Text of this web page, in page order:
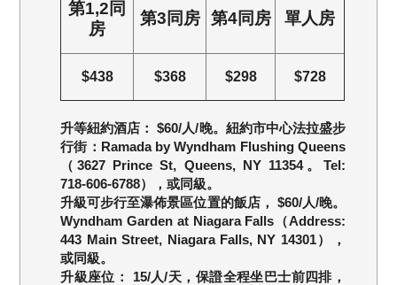
第1,2同
房
第3同 房 第4同 房 單人房
$438 $368 $298 $728
升等紐約酒店： $60/人/晚。紐約市中心法拉盛步
行街：Ramada by Wyndham Flushing Queens
（3627 Prince St, Queens, NY 11354。Tel:
718-606-6788），或同級。
升級可步行至瀑佈景區位置的飯店， $60/人/晚。
Wyndham Garden at Niagara Falls（Address:
443 Main Street, Niagara Falls, NY 14301），
或同級。
升級座位： 15/人/天，保證全程坐巴士前四排，